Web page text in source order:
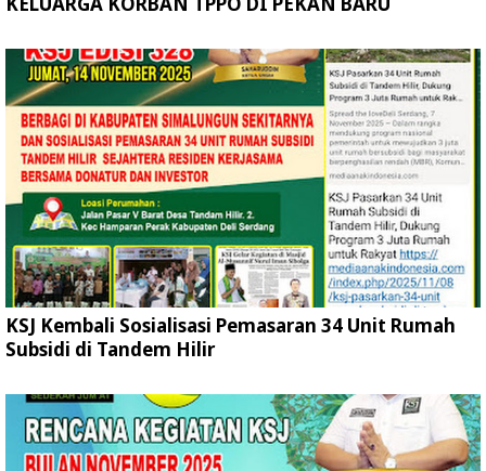
KSJ Kembali Sosialisasi Pemasaran 34 Unit Rumah
Subsidi di Tandem Hilir